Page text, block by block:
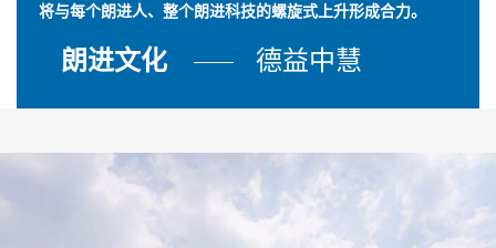
将与每个朗进人、整个朗进科技的螺旋式上升形成合力。
朗进文化 德益中慧